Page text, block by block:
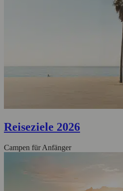
Reiseziele 2026
Campen für Anfänger